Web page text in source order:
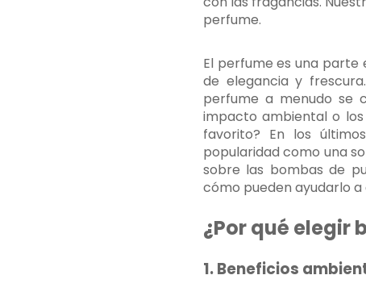
perfume.
El perfume es una parte
de elegancia y
perfume a menudo se
impacto ambiental o
favorito? En los
popularidad como una
sobre las bombas de
cómo pueden ayudarlo
¿Por qué elegir
1. Beneficios